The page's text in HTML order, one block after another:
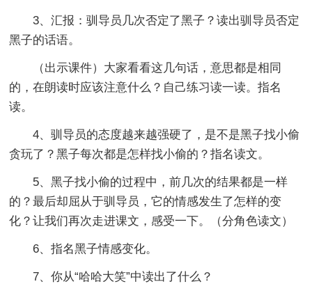
3、汇报：驯导员几次否定了黑子？读出驯导员否定
黑子的话语。
（出示课件）大家看看这几句话，意思都是相同
的，在朗读时应该注意什么？自己练习读一读。指名
读。
4、驯导员的态度越来越强硬了，是不是黑子找小偷
贪玩了？黑子每次都是怎样找小偷的？指名读文。
5、黑子找小偷的过程中，前几次的结果都是一样
的？最后却屈从于驯导员，它的情感发生了怎样的变
化？让我们再次走进课文，感受一下。（分角色读文）
6、指名黑子情感变化。
7、你从“哈哈大笑”中读出了什么？